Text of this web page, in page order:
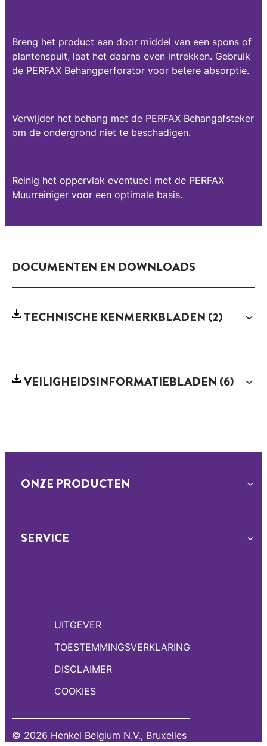
Breng het product aan door middel van een spons of
plantenspuit, laat het daarna even intrekken. Gebruik
de PERFAX Behangperforator voor betere absorptie.
Verwijder het behang met de PERFAX Behangafsteker
om de ondergrond niet te beschadigen.
Reinig het oppervlak eventueel met de PERFAX
Muurreiniger voor een optimale basis.
DOCUMENTEN EN DOWNLOADS
TECHNISCHE KENMERKBLADEN (2)
VEILIGHEIDSINFORMATIEBLADEN (6)
ONZE PRODUCTEN
SERVICE
UITGEVER
TOESTEMMINGSVERKLARING
DISCLAIMER
COOKIES
© 2026 Henkel Belgium N.V., Bruxelles